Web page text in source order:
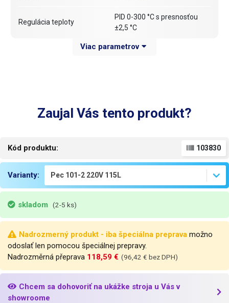
Regulácia teploty
PID 0-300 °C s presnosťou
±2,5 °C
ÁNO (s možnosťou
Hmotnosť políc
Vnútorná komora 115L: 48x54x44 (ŠxVxH)
Rozmery 82x77x54 (ŠxVxH)
Hmotnosť balenia [kg]: 84 kg
Viac parametrov
Zaujal Vás tento produkt?
Kód produktu: 103830
Varianty:
skladom (2-5 ks)
Nadrozmerný produkt - iba špeciálna preprava možno
odoslať len pomocou špeciálnej prepravy.
Nadrozměrná přeprava 118,59 € (96,42 € bez DPH)
Chcem sa dohovoriť na ukážke stroja u Vás v
showroome